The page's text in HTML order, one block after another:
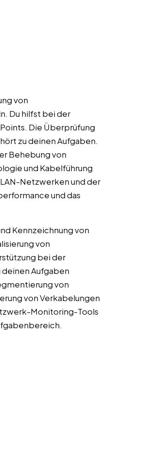
von
Du hilfst bei der
Die Überprüfung
zu deinen Aufgaben.
Behebung von
und Kabelführung
Netzwerken und der
und das
Kennzeichnung von
von
bei der
deinen Aufgaben
von
von Verkabelungen
Monitoring-Tools